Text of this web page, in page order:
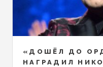
«ДОШЁЛ ДО
НАГРАДИЛ